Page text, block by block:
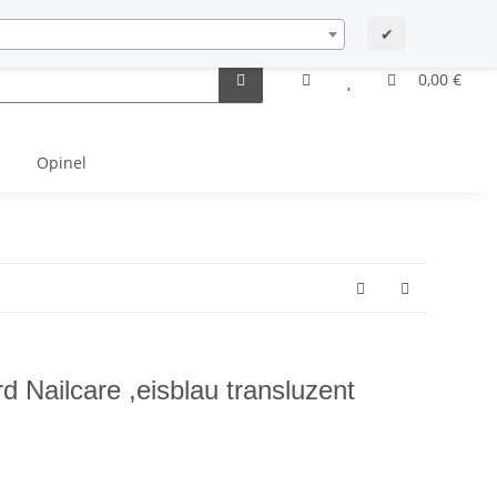
✔
Startseite Newsletter Archiv Contact
0,00 €
Opinel
Nailcare ,eisblau transluzent